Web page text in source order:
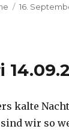
16.
kalte
wir so